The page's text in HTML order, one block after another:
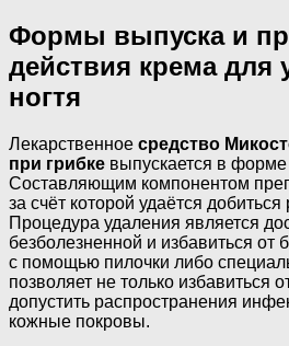
Формы выпуска и
действия крема для
ногтя
Лекарственное средство
при грибке выпускается в
Составляющим компонентом
за счёт которой удаётся
Процедура удаления является
безболезненной и избавиться от
с помощью пилочки либо
позволяет не только избавиться
допустить распространения
кожные покровы.